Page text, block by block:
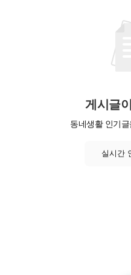
게시글
동네생활 인기
실시간